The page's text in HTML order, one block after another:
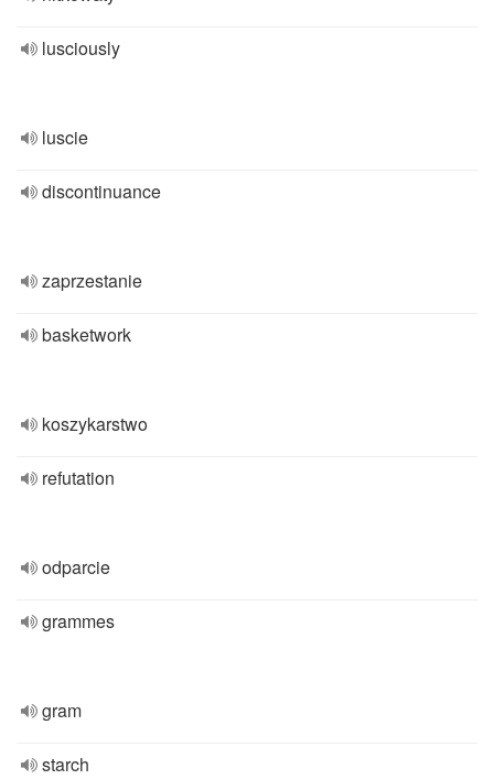
lusciously
luscie
discontinuance
zaprzestanie
basketwork
koszykarstwo
refutation
odparcie
grammes
gram
starch